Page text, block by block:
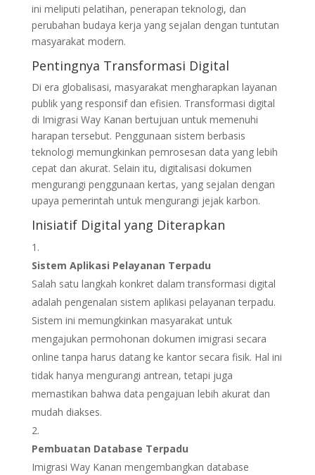
ini meliputi pelatihan, penerapan teknologi, dan
perubahan budaya kerja yang sejalan dengan tuntutan
masyarakat modern.
Pentingnya Transformasi Digital
Di era globalisasi, masyarakat mengharapkan layanan
publik yang responsif dan efisien. Transformasi digital
di Imigrasi Way Kanan bertujuan untuk memenuhi
harapan tersebut. Penggunaan sistem berbasis
teknologi memungkinkan pemrosesan data yang lebih
cepat dan akurat. Selain itu, digitalisasi dokumen
mengurangi penggunaan kertas, yang sejalan dengan
upaya pemerintah untuk mengurangi jejak karbon.
Inisiatif Digital yang Diterapkan
Sistem Aplikasi Pelayanan Terpadu
Salah satu langkah konkret dalam transformasi digital
adalah pengenalan sistem aplikasi pelayanan terpadu.
Sistem ini memungkinkan masyarakat untuk
mengajukan permohonan dokumen imigrasi secara
online tanpa harus datang ke kantor secara fisik. Hal ini
tidak hanya mengurangi antrean, tetapi juga
memastikan bahwa data pengajuan lebih akurat dan
mudah diakses.
Pembuatan Database Terpadu
Imigrasi Way Kanan mengembangkan database